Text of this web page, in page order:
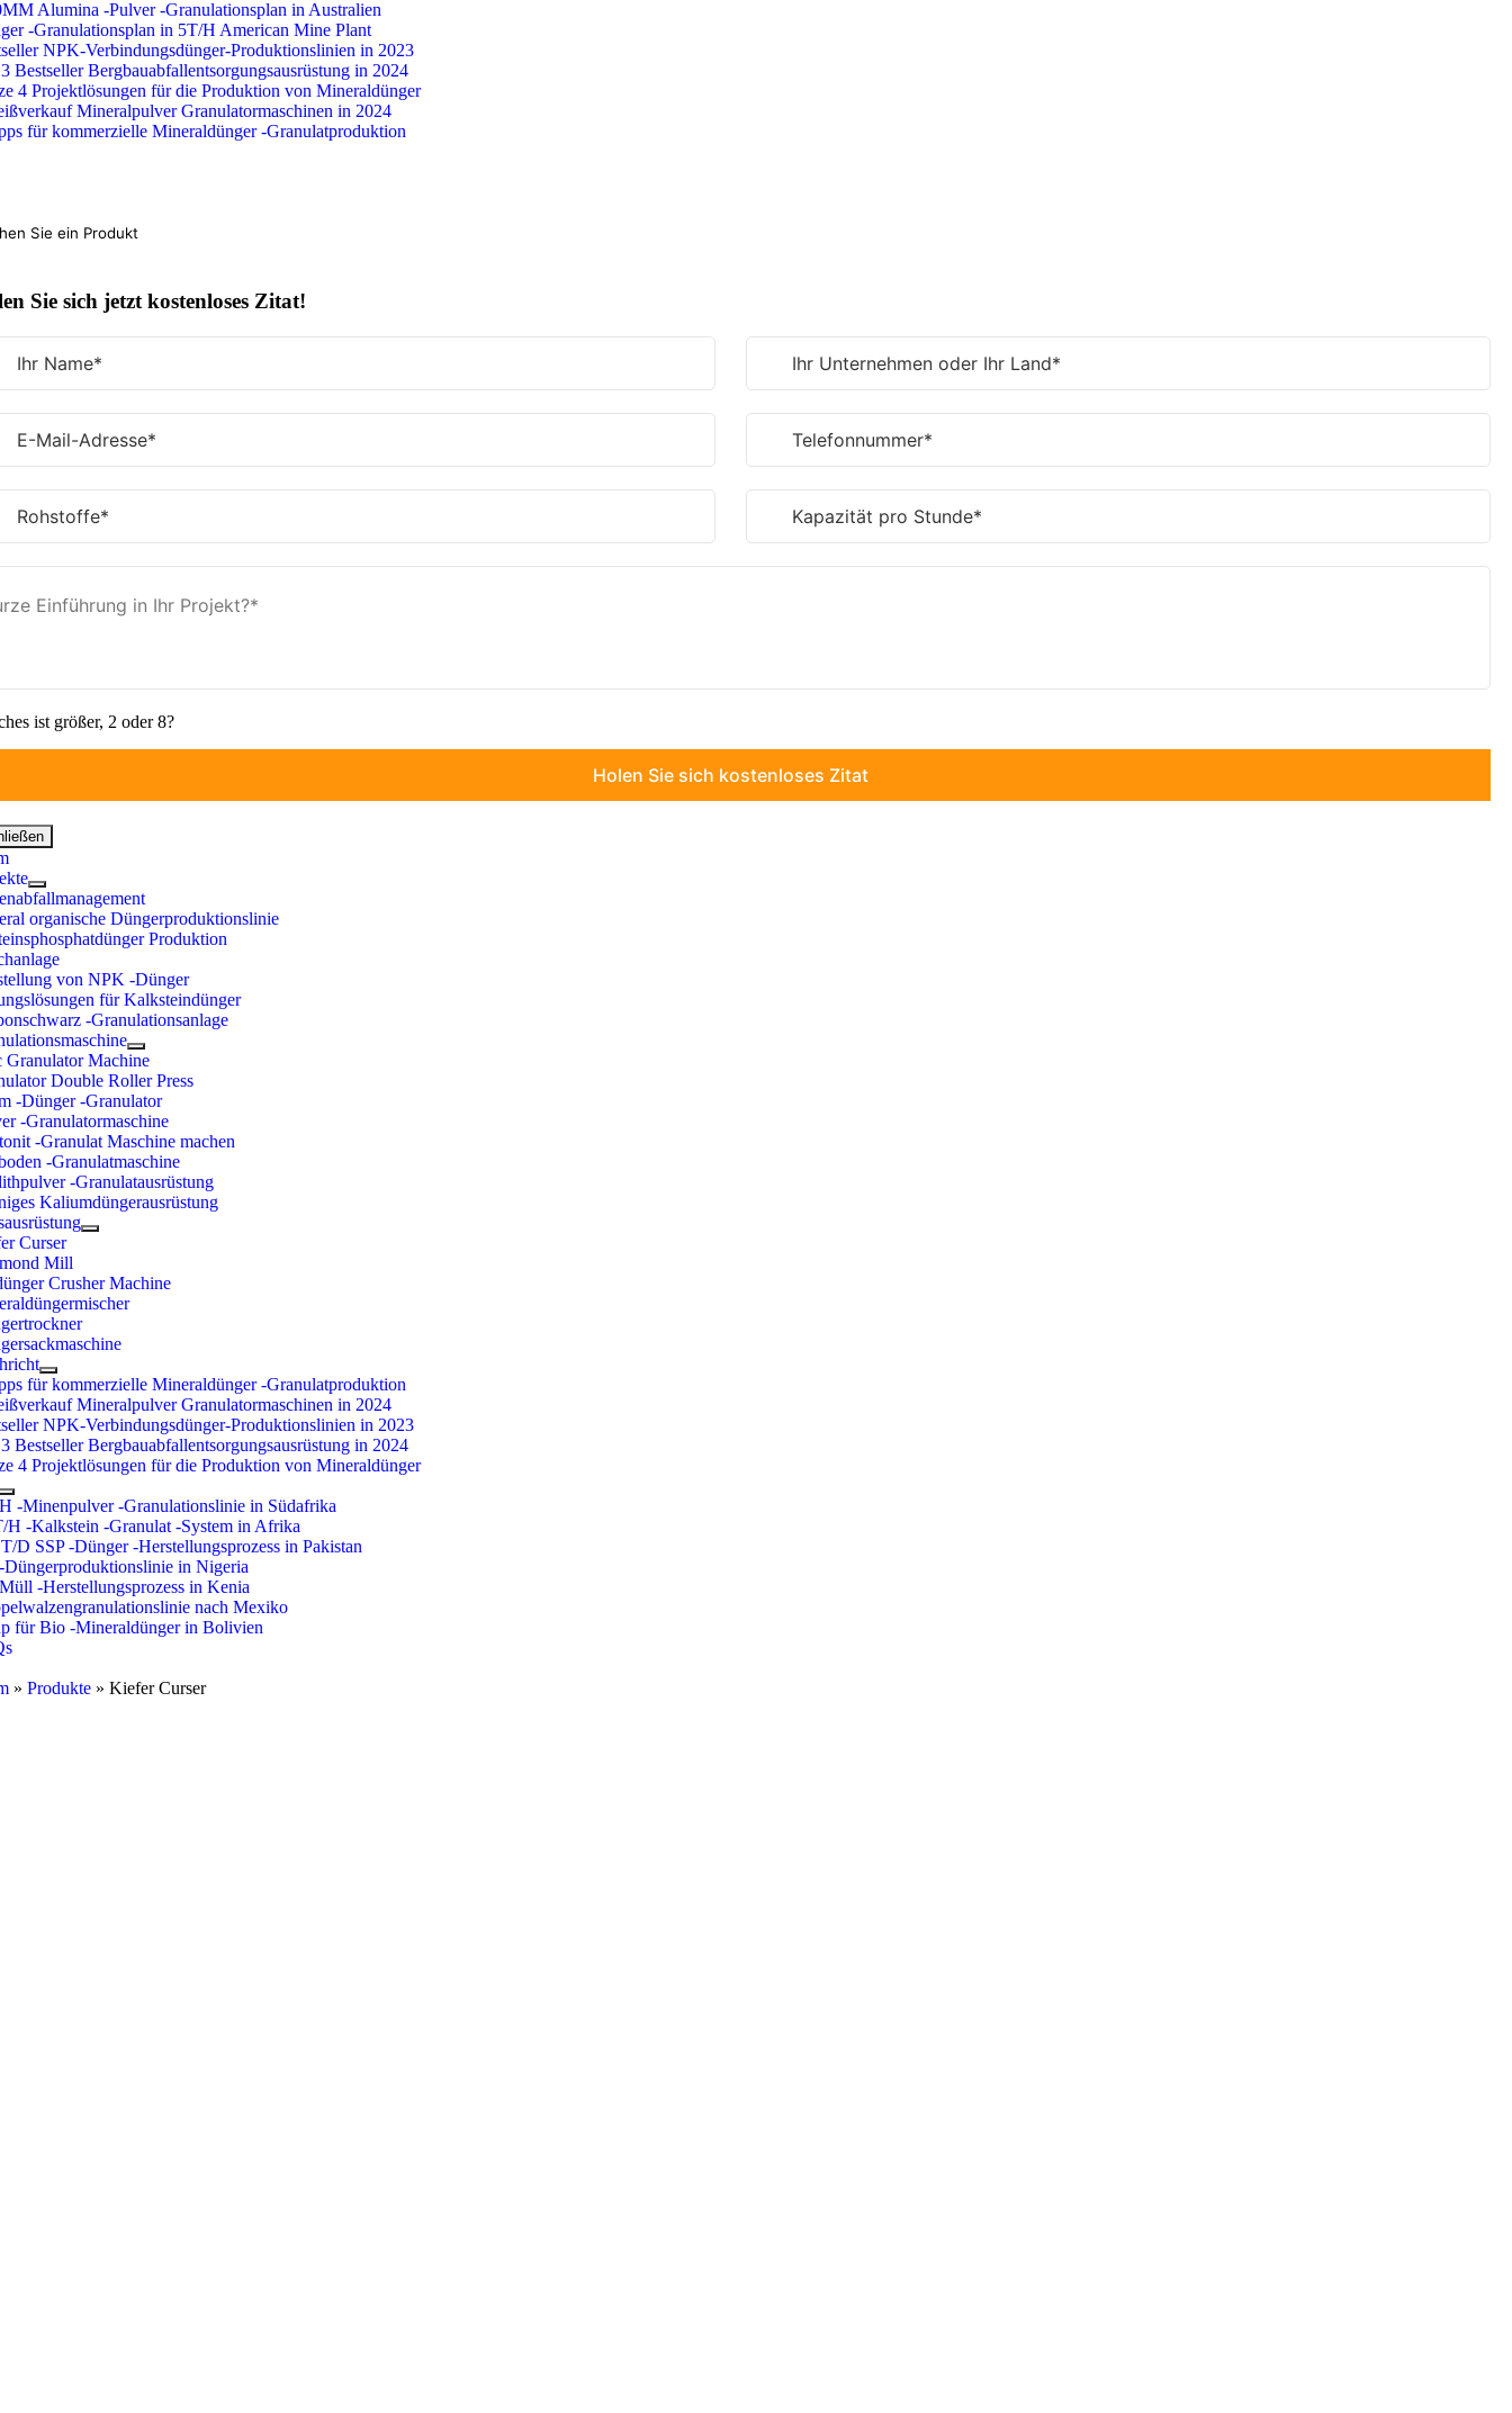
Überspringen
Sie
zu
Inhalten
Alumina -Pulver -Granulationsplan in Australien
-Granulationsplan in 5T/H American Mine Plant
NPK-Verbindungsdünger-Produktionslinien in 2023
Bestseller Bergbauabfallentsorgungsausrüstung in 2024
4 Projektlösungen für die Produktion von Mineraldünger
Mineralpulver Granulatormaschinen in 2024
für kommerzielle Mineraldünger -Granulatproduktion
Sie sich jetzt kostenloses Zitat!
ist größer, 2 oder 8?
organische Düngerproduktionslinie
Produktion
von NPK -Dünger
für Kalksteindünger
-Granulationsanlage
Granulator Machine
Double Roller Press
-Dünger -Granulator
-Granulatormaschine
-Granulat Maschine machen
-Granulatmaschine
-Granulatausrüstung
Kaliumdüngerausrüstung
Curser
Mill
Crusher Machine
für kommerzielle Mineraldünger -Granulatproduktion
Mineralpulver Granulatormaschinen in 2024
NPK-Verbindungsdünger-Produktionslinien in 2023
Bestseller Bergbauabfallentsorgungsausrüstung in 2024
4 Projektlösungen für die Produktion von Mineraldünger
-Minenpulver -Granulationslinie in Südafrika
H -Kalkstein -Granulat -System in Afrika
D SSP -Dünger -Herstellungsprozess in Pakistan
in Nigeria
-Herstellungsprozess in Kenia
nach Mexiko
für Bio -Mineraldünger in Bolivien
»Produkte »Kiefer Curser